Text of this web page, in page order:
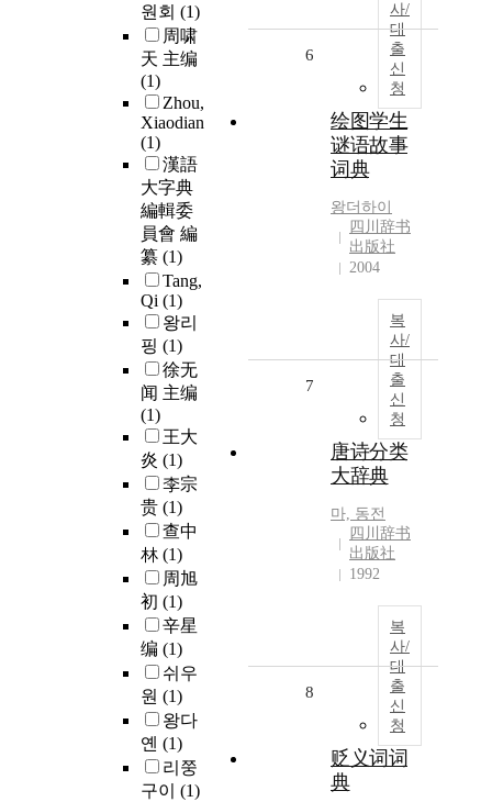
원회 (1)
周啸
天 主编
(1)
Zhou,
Xiaodian
(1)
漢語
大字典
編輯委
員會 編
纂 (1)
Tang,
Qi (1)
왕리
핑 (1)
徐无
闻 主编
(1)
王大
炎 (1)
李宗
贵 (1)
查中
林 (1)
周旭
初 (1)
辛星
编 (1)
쉬우
원 (1)
왕다
옌 (1)
리쭝
구이 (1)
사/
대
출
신
청
6
绘图学生
谜语故事
词典
왕더하이
四川辞书
出版社
2004
복
사/
대
출
신
청
7
唐诗分类
大辞典
마, 동전
四川辞书
出版社
1992
복
사/
대
출
신
청
8
贬义词词
典